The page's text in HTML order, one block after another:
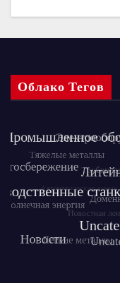
Облако Тегов